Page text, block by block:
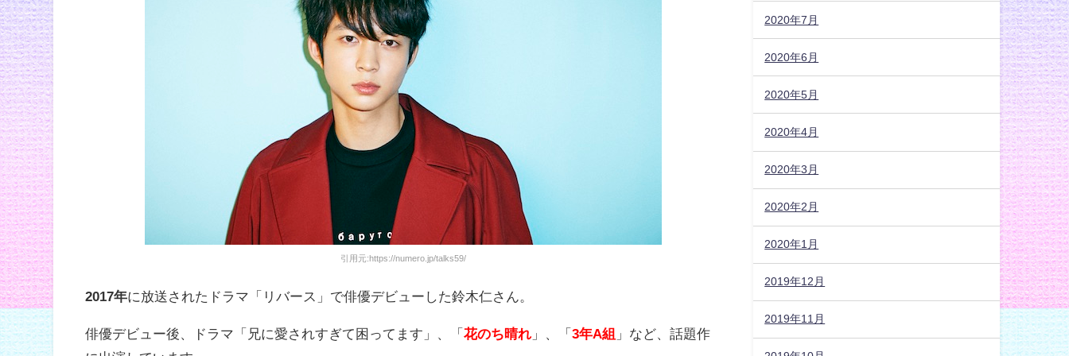
引用元:https://numero.jp/talks59/
2017年に放送されたドラマ「リバース」で俳優デビューした鈴木仁さん。
俳優デビュー後、ドラマ「兄に愛されすぎて困ってます」、「花のち晴れ 」、「3年A組 」など、話題作
2020年7月
2020年6月
2020年5月
2020年4月
2020年3月
2020年2月
2020年1月
2019年12月
2019年11月